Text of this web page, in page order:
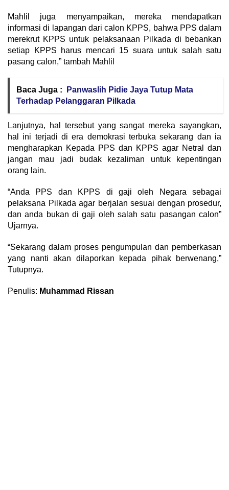
Mahlil juga menyampaikan, mereka mendapatkan
informasi di lapangan dari calon KPPS, bahwa PPS dalam
merekrut KPPS untuk pelaksanaan Pilkada di bebankan
setiap KPPS harus mencari 15 suara untuk salah satu
pasang calon,” tambah Mahlil
Baca Juga :
Panwaslih Pidie Jaya Tutup Mata
Terhadap Pelanggaran Pilkada
Lanjutnya, hal tersebut yang sangat mereka sayangkan,
hal ini terjadi di era demokrasi terbuka sekarang dan ia
mengharapkan Kepada PPS dan KPPS agar Netral dan
jangan mau jadi budak kezaliman untuk kepentingan
orang lain.
“Anda PPS dan KPPS di gaji oleh Negara sebagai
pelaksana Pilkada agar berjalan sesuai dengan prosedur,
dan anda bukan di gaji oleh salah satu pasangan calon”
Ujarnya.
“Sekarang dalam proses pengumpulan dan pemberkasan
yang nanti akan dilaporkan kepada pihak berwenang,”
Tutupnya.
Penulis: Muhammad Rissan